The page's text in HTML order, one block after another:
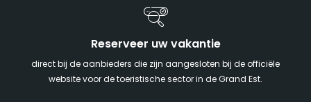
Reserveer uw vakantie
direct bij de aanbieders die zijn aangesloten bij de officiële
website voor de toeristische sector in de Grand Est.